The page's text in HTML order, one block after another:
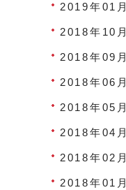
2019年01月
2018年10月
2018年09月
2018年06月
2018年05月
2018年04月
2018年02月
2018年01月